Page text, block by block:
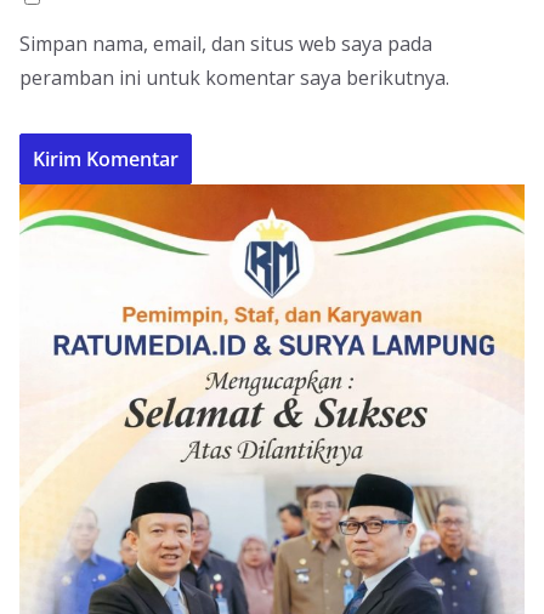
Simpan nama, email, dan situs web saya pada
peramban ini untuk komentar saya berikutnya.